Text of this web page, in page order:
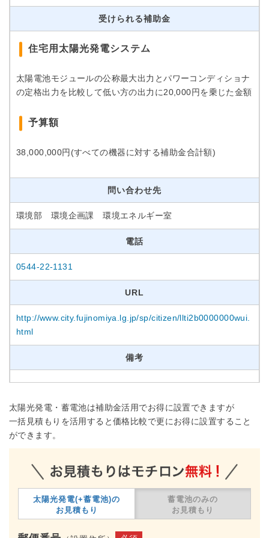
受けられる補助金
住宅用太陽光発電システム
太陽電池モジュールの公称最大出力とパワーコンディショナ
の定格出力を比較して低い方の出力に20,000円を乗じた金額
予算額
38,000,000円(すべての機器に対する補助金合計額)
問い合わせ先
環境部 環境企画課 環境エネルギー室
電話
0544-22-1131
URL
http://www.city.fujinomiya.lg.jp/sp/citizen/llti2b0000000wui.
html
備考
太陽光発電・蓄電池は補助金活用でお得に設置できますが
一括見積もりを活用すると価格比較で更にお得に設置すること
ができます。
太陽光発電(+蓄電池)の
お見積もり
蓄電池のみの
お見積もり